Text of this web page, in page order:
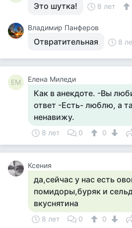
Это шутка! 8 лет
Владимир Панферов
Отвратительная 8
ЕМ Елена Миледи
Как в анекдоте. -Вы
ответ -Есть- люблю, а
ненавижу.
8 лет 0 0
Ксения
да,сейчас у нас есть
помидоры,буряк и
вкуснятина
8 лет 0 0